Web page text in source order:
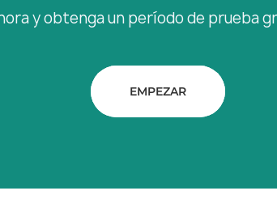
y obtenga un período de prueba
EMPEZAR